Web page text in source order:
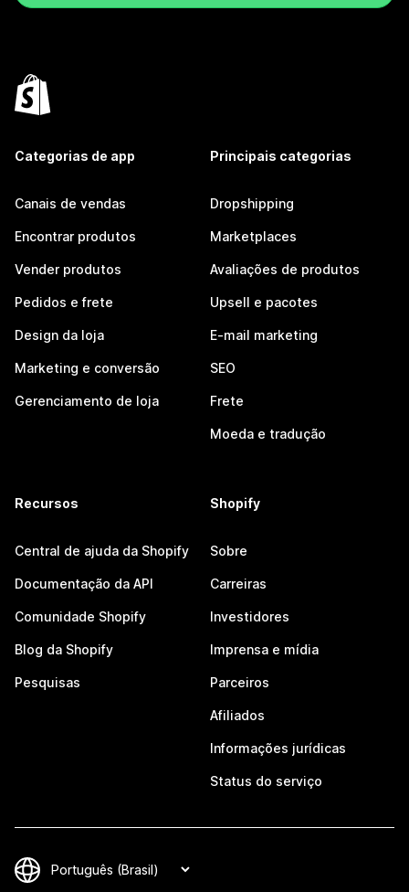
Categorias de app
Canais de vendas
Encontrar produtos
Vender produtos
Pedidos e frete
Design da loja
Marketing e conversão
Gerenciamento de loja
Principais categorias
Dropshipping
Marketplaces
Avaliações de produtos
Upsell e pacotes
E-mail marketing
SEO
Frete
Moeda e tradução
Recursos
Central de ajuda da Shopify
Documentação da API
Comunidade Shopify
Blog da Shopify
Pesquisas
Shopify
Sobre
Carreiras
Investidores
Imprensa e mídia
Parceiros
Afiliados
Informações jurídicas
Status do serviço